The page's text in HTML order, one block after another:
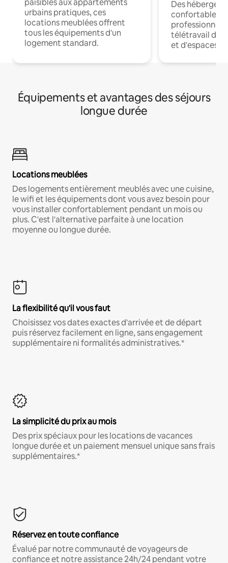
paisibles aux appartements
urbains pratiques, ces
locations meublées offrent
tous les équipements d'un
logement standard.
Des
confortables
professionnels
télétravail
et d'espaces
Équipements et avantages des séjours
longue durée
Locations meublées
Des logements entièrement meublés avec une cuisine,
le wifi et les équipements dont vous avez besoin pour
vous installer confortablement pendant un mois ou
plus. C'est l'alternative parfaite à une location
moyenne ou longue durée.
La flexibilité qu'il vous faut
Choisissez vos dates exactes d'arrivée et de départ
puis réservez facilement en ligne, sans engagement
supplémentaire ni formalités administratives.*
La simplicité du prix au mois
Des prix spéciaux pour les locations de vacances
longue durée et un paiement mensuel unique sans frais
supplémentaires.*
Réservez en toute confiance
Évalué par notre communauté de voyageurs de
confiance et notre assistance 24h/24 pendant votre